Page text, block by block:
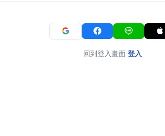
回到登入畫面 登入